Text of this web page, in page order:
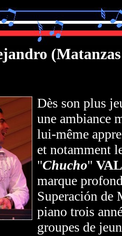
Dès son plus
une ambiance
lui-même
et notamment
"Chucho"
marque
Superación de
piano trois
groupes de